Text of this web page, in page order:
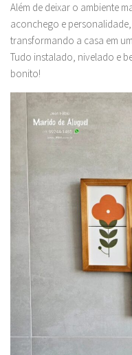
Além de deixar o ambiente
aconchego e
transformando a casa em
Tudo instalado, nivelado e
bonito!